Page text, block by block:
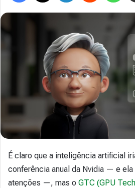
É claro que a inteligência artificial
conferência anual da Nvidia — e
atenções —, mas o GTC (GPU